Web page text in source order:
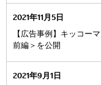
2021年11月5日
【広告事例】キッコー
前編＞を公開
2021年9月1日